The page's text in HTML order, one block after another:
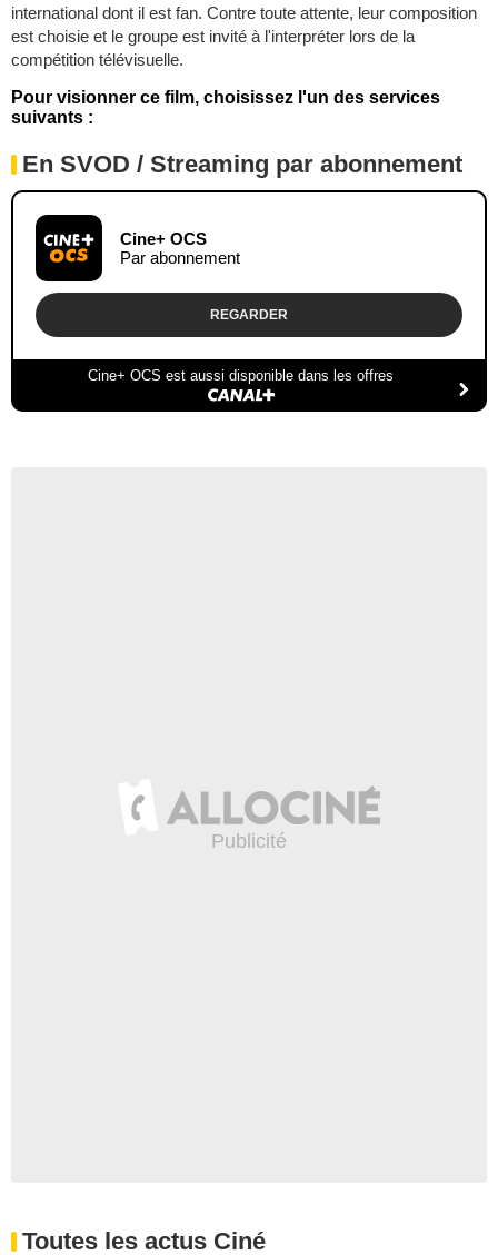
international dont il est fan. Contre toute attente, leur composition
est choisie et le groupe est invité à l'interpréter lors de la
compétition télévisuelle.
Pour visionner ce film, choisissez l'un des services
suivants :
En SVOD / Streaming par abonnement
Cine+ OCS
Par abonnement
REGARDER
Cine+ OCS est aussi disponible dans les offres
Toutes les actus Ciné